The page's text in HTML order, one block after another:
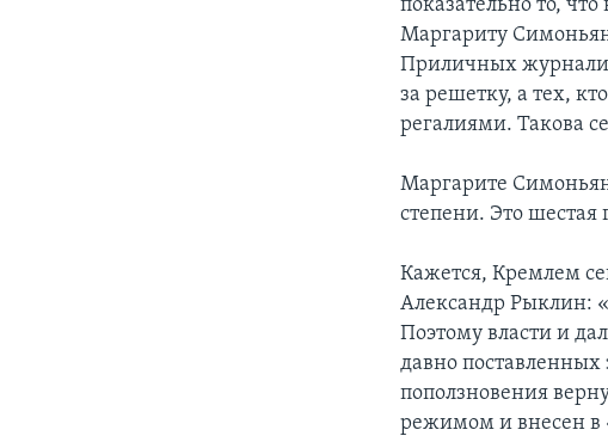
показательно то,
Маргариту
Приличных
за решетку, а тех,
регалиями. Такова
Маргарите
степени. Это шестая
Кажется, Кремлем
Александр Рыклин:
Поэтому власти и
давно поставленных
поползновения
режимом и внесен в